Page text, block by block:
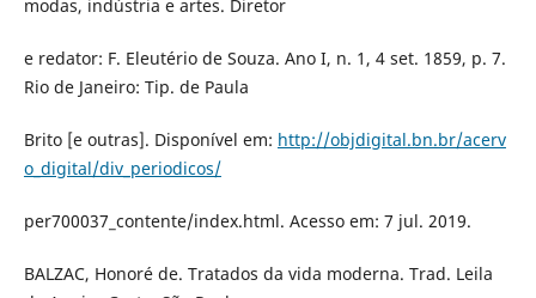
modas, indústria e artes. Diretor
e redator: F. Eleutério de Souza. Ano I, n. 1, 4 set. 1859, p. 7.
Rio de Janeiro: Tip. de Paula
Brito [e outras]. Disponível em: http://objdigital.bn.br/acerv
o_digital/div_periodicos/
per700037_contente/index.html. Acesso em: 7 jul. 2019.
BALZAC, Honoré de. Tratados da vida moderna. Trad. Leila